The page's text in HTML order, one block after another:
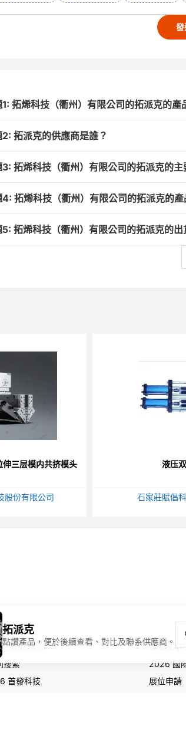
發
1: 拓烯科技（衢州）有限公司的拓派克的產
2: 拓派克的供應商是誰？
3: 拓烯科技（衢州）有限公司的拓派克的主
4: 拓烯科技（衢州）有限公司的拓派克的產
5: 拓烯科技（衢州）有限公司的拓派克的
拓派克
點讚產品，便於後續查看、對比及聯系供應商。
三层模内共挤模头
股份有限公司
液压
石家莊賦倡
及供應商
搜索
首發科技
2026 國
展位申請